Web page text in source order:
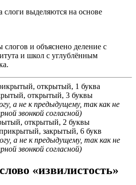
слоги выделяются на основе
и объяснено деление с
и школ с углублённым
открытый, 1 буква
открытый, 3 буквы
а не к предыдущему, так как не
звонкой согласной)
открытый, 2 буквы
закрытый, 6 букв
а не к предыдущему, так как не
звонкой согласной)
«извилистость»